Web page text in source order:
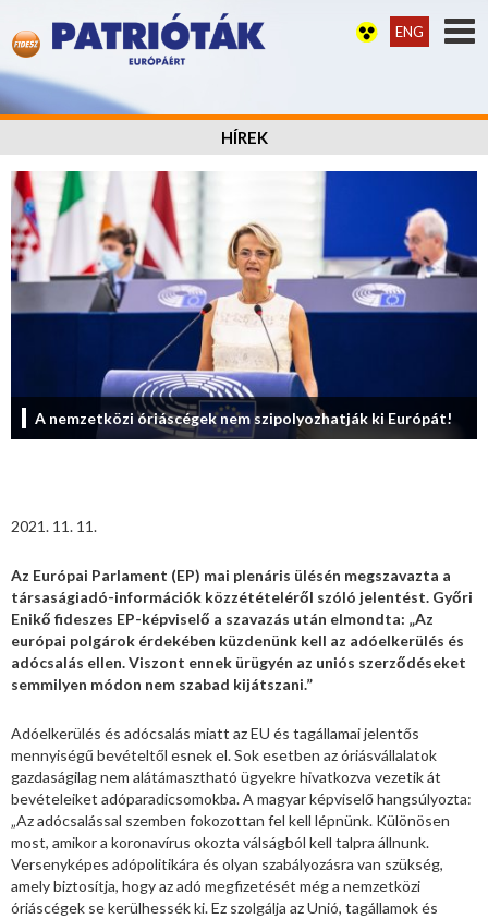
ENG
HÍREK
A nemzetközi óriáscégek nem szipolyozhatják ki Európát!
2021. 11. 11.
Az Európai Parlament (EP) mai plenáris ülésén megszavazta a
társaságiadó-információk közzétételéről szóló jelentést. Győri
Enikő fideszes EP-képviselő a szavazás után elmondta: „Az
európai polgárok érdekében küzdenünk kell az adóelkerülés és
adócsalás ellen. Viszont ennek ürügyén az uniós szerződéseket
semmilyen módon nem szabad kijátszani.”
Adóelkerülés és adócsalás miatt az EU és tagállamai jelentős
mennyiségű bevételtől esnek el. Sok esetben az óriásvállalatok
gazdaságilag nem alátámasztható ügyekre hivatkozva vezetik át
bevételeiket adóparadicsomokba. A magyar képviselő hangsúlyozta:
„Az adócsalással szemben fokozottan fel kell lépnünk. Különösen
most, amikor a koronavírus okozta válságból kell talpra állnunk.
Versenyképes adópolitikára és olyan szabályozásra van szükség,
amely biztosítja, hogy az adó megfizetését még a nemzetközi
óriáscégek se kerülhessék ki. Ez szolgálja az Unió, tagállamok és